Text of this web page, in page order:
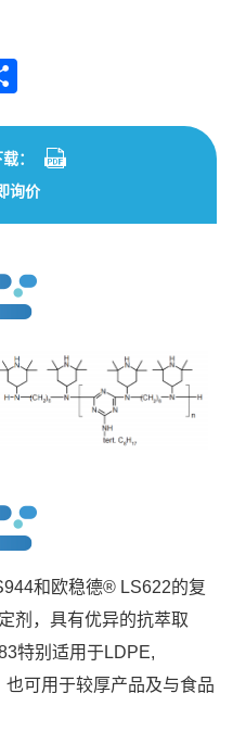
：
询价
和欧稳德® LS622的复
剂，具有优异的抗萃取
特别适用于LDPE,
可用于较厚产品及与食品